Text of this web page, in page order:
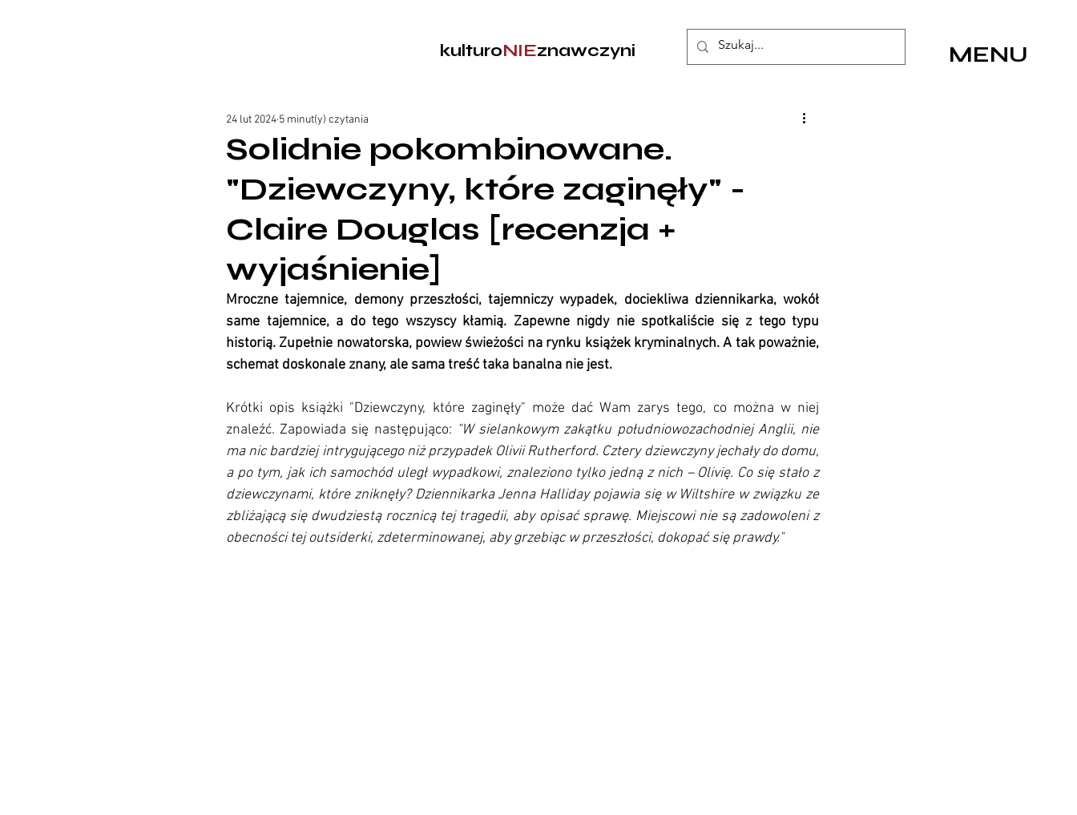
kulturoNIEznawczyni MENU
Solidnie pokombinowane.
"Dziewczyny, które zaginęły" -
Claire Douglas [recenzja +
wyjaśnienie]
24 lut 2024 5 minut(y) czytania
Mroczne tajemnice, demony przeszłości, tajemniczy wypadek, dociekliwa dziennikarka, wokół
same tajemnice, a do tego wszyscy kłamią. Zapewne nigdy nie spotkaliście się z tego typu
historią. Zupełnie nowatorska, powiew świeżości na rynku książek kryminalnych. A tak poważnie,
schemat doskonale znany, ale sama treść taka banalna nie jest.
Krótki opis książki "Dziewczyny, które zaginęły" może dać Wam zarys tego, co można w niej
znaleźć. Zapowiada się następująco: "W sielankowym zakątku południowozachodniej Anglii, nie
ma nic bardziej intrygującego niż przypadek Olivii Rutherford. Cztery dziewczyny jechały do domu,
a po tym, jak ich samochód uległ wypadkowi, znaleziono tylko jedną z nich – Olivię. Co się stało z
dziewczynami, które zniknęły? Dziennikarka Jenna Halliday pojawia się w Wiltshire w związku ze
zbliżającą się dwudziestą rocznicą tej tragedii, aby opisać sprawę. Miejscowi nie są zadowoleni z
obecności tej outsiderki, zdeterminowanej, aby grzebiąc w przeszłości, dokopać się prawdy."